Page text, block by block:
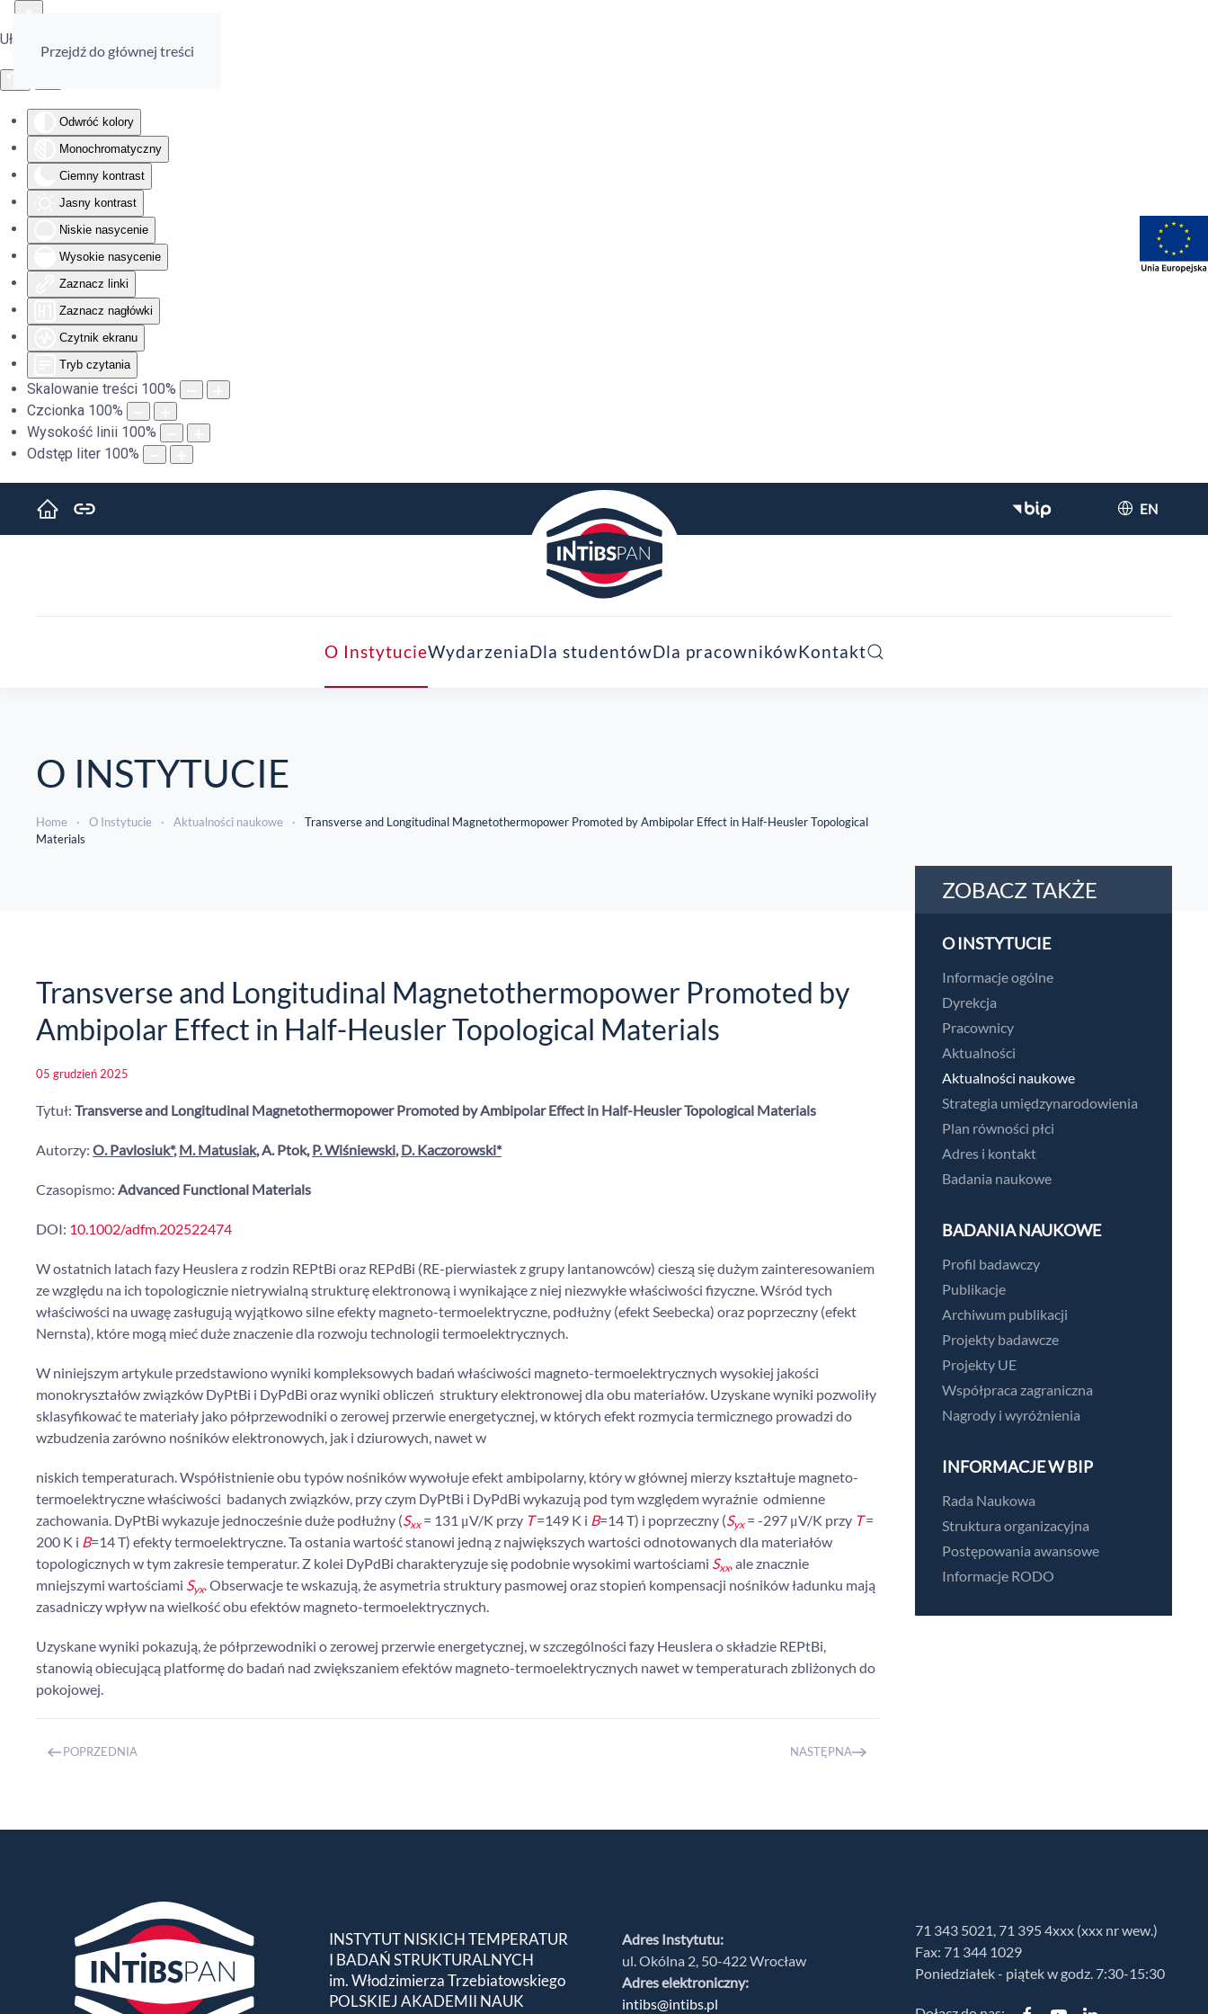
Ułatwienia dostępu
Odwróć kolory
Monochromatyczny
Ciemny kontrast
Jasny kontrast
Niskie nasycenie
Wysokie nasycenie
Zaznacz linki
Zaznacz nagłówki
Czytnik ekranu
Tryb czytania
Skalowanie treści 100%
Czcionka 100%
Wysokość linii 100%
Odstęp liter 100%
Przejdź do głównej treści
EN
O InstytucieWydarzeniaDla studentówDla pracownikówKontakt
O INSTYTUCIE
Home O Instytucie Aktualności naukowe
Transverse and Longitudinal Magnetothermopower Promoted by Ambipolar Effect in Half-Heusler Topological
Materials
Transverse and Longitudinal Magnetothermopower Promoted by
Ambipolar Effect in Half-Heusler Topological Materials
05 grudzień 2025
Tytuł: Transverse and Longitudinal Magnetothermopower Promoted by Ambipolar Effect in Half-Heusler Topological Materials
Autorzy: O. Pavlosiuk*,M. Matusiak, A. Ptok,P. Wiśniewski,D. Kaczorowski*
Czasopismo: Advanced Functional Materials
DOI: 10.1002/adfm.202522474
W ostatnich latach fazy Heuslera z rodzin REPtBi oraz REPdBi (RE-pierwiastek z grupy lantanowców) cieszą się dużym zainteresowaniem
ze względu na ich topologicznie nietrywialną strukturę elektronową i wynikające z niej niezwykłe właściwości fizyczne. Wśród tych
właściwości na uwagę zasługują wyjątkowo silne efekty magneto-termoelektryczne, podłużny (efekt Seebecka) oraz poprzeczny (efekt
Nernsta), które mogą mieć duże znaczenie dla rozwoju technologii termoelektrycznych.
W niniejszym artykule przedstawiono wyniki kompleksowych badań właściwości magneto-termoelektrycznych wysokiej jakości
monokryształów związków DyPtBi i DyPdBi oraz wyniki obliczeń struktury elektronowej dla obu materiałów. Uzyskane wyniki pozwoliły
sklasyfikować te materiały jako półprzewodniki o zerowej przerwie energetycznej, w których efekt rozmycia termicznego prowadzi do
wzbudzenia zarówno nośników elektronowych, jak i dziurowych, nawet w
niskich temperaturach. Współistnienie obu typów nośników wywołuje efekt ambipolarny, który w głównej mierzy kształtuje magneto-
termoelektryczne właściwości badanych związków, przy czym DyPtBi i DyPdBi wykazują pod tym względem wyraźnie odmienne
zachowania. DyPtBi wykazuje jednocześnie duże podłużny (Sxx= 131 μV/K przy T=149 K i B=14 T) i poprzeczny (Syx= -297 μV/K przy T=
200 K i B=14 T) efekty termoelektryczne. Ta ostania wartość stanowi jedną z największych wartości odnotowanych dla materiałów
topologicznych w tym zakresie temperatur. Z kolei DyPdBi charakteryzuje się podobnie wysokimi wartościami Sxx, ale znacznie
mniejszymi wartościami Syx. Obserwacje te wskazują, że asymetria struktury pasmowej oraz stopień kompensacji nośników ładunku mają
zasadniczy wpływ na wielkość obu efektów magneto-termoelektrycznych.
Uzyskane wyniki pokazują, że półprzewodniki o zerowej przerwie energetycznej, w szczególności fazy Heuslera o składzie REPtBi,
stanowią obiecującą platformę do badań nad zwiększaniem efektów magneto-termoelektrycznych nawet w temperaturach zbliżonych do
pokojowej.
POPRZEDNIA NASTĘPNA
ZOBACZ TAKŻE
O INSTYTUCIE
Informacje ogólne
Dyrekcja
Pracownicy
Aktualności
Aktualności naukowe
Strategia umiędzynarodowienia
Plan równości płci
Adres i kontakt
Badania naukowe
BADANIA NAUKOWE
Profil badawczy
Publikacje
Archiwum publikacji
Projekty badawcze
Projekty UE
Współpraca zagraniczna
Nagrody i wyróżnienia
INFORMACJE W BIP
Rada Naukowa
Struktura organizacyjna
Postępowania awansowe
Informacje RODO
INSTYTUT NISKICH TEMPERATUR
I BADAŃ STRUKTURALNYCH
im. Włodzimierza Trzebiatowskiego
POLSKIEJ AKADEMII NAUK
Adres Instytutu:
ul. Okólna 2, 50-422 Wrocław
Adres elektroniczny:
intibs@intibs.pl
71 343 5021, 71 395 4xxx (xxx nr wew.)
Fax: 71 344 1029
Poniedziałek - piątek w godz. 7:30-15:30